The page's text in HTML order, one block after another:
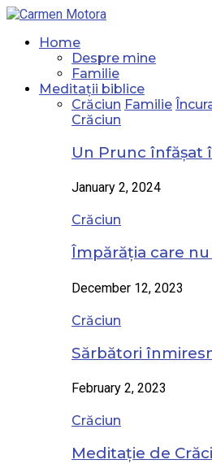
Home
Despre mine
Familie
Meditații biblice
Crăciun Familie
Crăciun
Un Prunc înfășat
January 2, 2024
Crăciun
Împărăția care
December 12, 2023
Crăciun
Sărbători
February 2, 2023
Crăciun
Meditație de